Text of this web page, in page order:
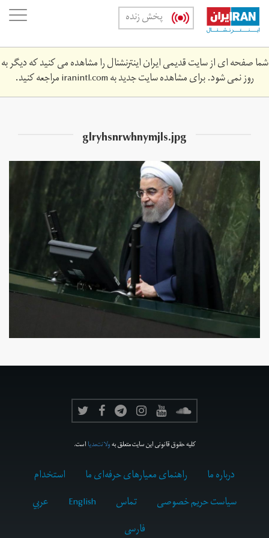
Skip
main
content
پخش زنده
شما صفحه ای از سایت قدیمی ایران اینترنشنال را مشاهده می کنید که دیگر به
روز نمی شود. برای مشاهده سایت جدید بهiranintl.comمراجعه کنید.
glryhsnrwhnymjls.jpg
کلیه حقوق قانونی این سایت متعلق بهولانت‌مدیااست.
درباره ما راهنمای معیارهای حرفه‌ای ما
استخدام
سیاست حریم خصوصی
تماس English
عربي
فارسى